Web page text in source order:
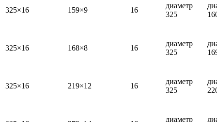
325×16 159×9 16
диаметр
325
325×16 168×8 16
диаметр
325
325×16 219×12 16
диаметр
325
диаметр